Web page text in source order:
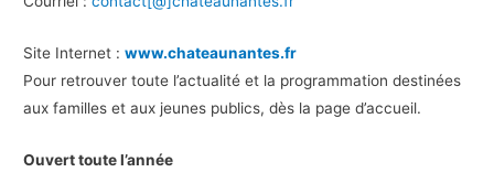
Site Internet :www.chateaunantes.fr
Pour retrouver toute l’actualité et la programmation destinées
aux familles et aux jeunes publics, dès la page d’accueil.
Ouvert toute l’année